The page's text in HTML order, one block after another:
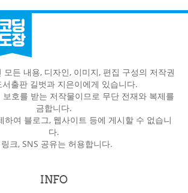
든 내용, 디자인, 이미지, 편집 구성의 저작권
서출판 길벗과 지은이에게 있습니다.
보호를 받는 저작물이므로 무단 전재와 복제를
금합니다.
하여 블로그, 웹사이트 등에 게시할 수 없습니
다.
링크, SNS 공유는 허용합니다.
INFO